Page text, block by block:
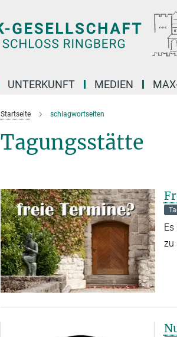
UNTERKUNFT MEDIEN
Startseite schlagwortseiten
Tagungsstätte
zu